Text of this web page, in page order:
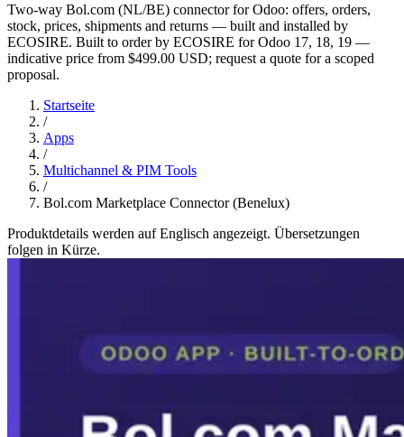
Two-way Bol.com (NL/BE) connector for Odoo: offers, orders,
stock, prices, shipments and returns — built and installed by
ECOSIRE. Built to order by ECOSIRE for Odoo 17, 18, 19 —
indicative price from $499.00 USD; request a quote for a scoped
proposal.
Startseite
/
Apps
/
Multichannel & PIM Tools
/
Bol.com Marketplace Connector (Benelux)
Produktdetails werden auf Englisch angezeigt. Übersetzungen
folgen in Kürze.